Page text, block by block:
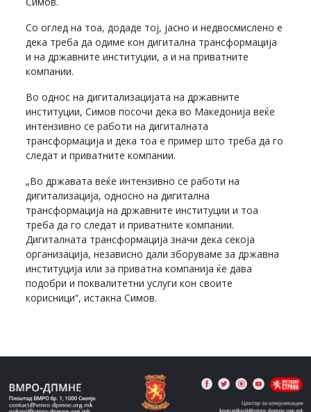
Со оглед на тоа, додаде тој, јасно и недвосмислено е
дека треба да одиме кон дигитална трансформација
и на државните институции, а и на приватните
компании.
Во однос на дигитализацијата на државните
институции, Симов посочи дека во Македонија веќе
интензивно се работи на дигиталната
трансформација и дека тоа е пример што треба да го
следат и приватните компании.
„Во државата веќе интензивно се работи на
дигитализација, односно на дигитална
трансформација на државните институции и тоа
треба да го следат и приватните компании.
Дигиталната трансформација значи дека секоја
организација, независно дали зборуваме за државна
институција или за приватна компанија ќе дава
подобри и поквалитетни услуги кон своите
корисници“, истакна Симов.